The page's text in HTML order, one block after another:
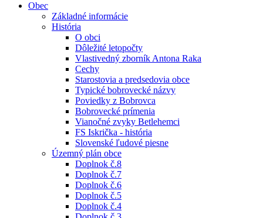
Obec
Základné informácie
História
O obci
Dôležité letopočty
Vlastivedný zborník Antona Raka
Cechy
Starostovia a predsedovia obce
Typické bobrovecké názvy
Poviedky z Bobrovca
Bobrovecké prímenia
Vianočné zvyky Betlehemci
FS Iskrička - história
Slovenské ľudové piesne
Územný plán obce
Doplnok č.8
Doplnok č.7
Doplnok č.6
Doplnok č.5
Doplnok č.4